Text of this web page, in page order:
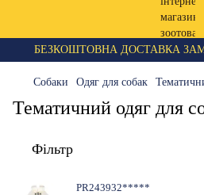
БЕЗКОШТОВНА ДОСТАВКА
Собаки Одяг для собак
Тематичний одяг для
Фільтр
PR243932*****